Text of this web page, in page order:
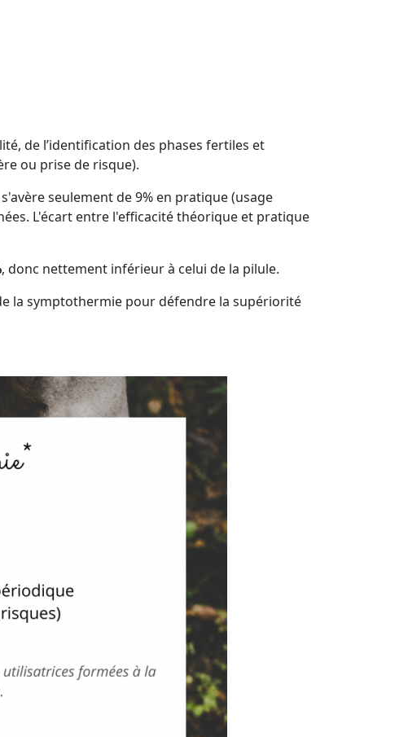
de l’identification des phases fertiles et
ou prise de risque).
seulement de 9% en pratique (usage
L'écart entre l'efficacité théorique et pratique
, donc nettement inférieur à celui de la pilule.
la symptothermie pour défendre la supériorité